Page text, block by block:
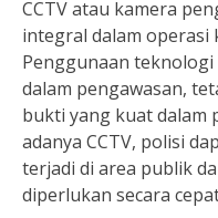
CCTV atau kamera
integral dalam operasi
Penggunaan
dalam pengawasan,
bukti yang kuat dalam
adanya CCTV, polisi
terjadi di area publik
diperlukan secara